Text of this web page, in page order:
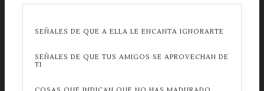
SEÑALES DE QUE A ELLA LE ENCANTA IGNORARTE
SEÑALES DE QUE TUS AMIGOS SE APROVECHAN DE
TI